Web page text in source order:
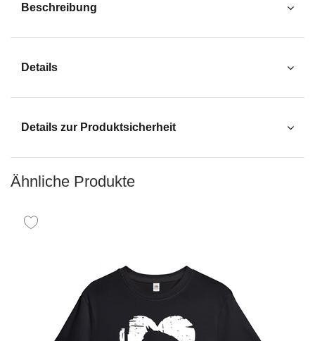
Beschreibung
Details
Details zur Produktsicherheit
Ähnliche Produkte